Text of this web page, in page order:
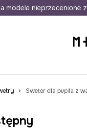
w 24h
modele nieprzecenione
Sweter dla pupila z